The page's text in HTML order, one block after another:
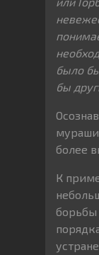
было
бы
мураши
более
К
борьбы